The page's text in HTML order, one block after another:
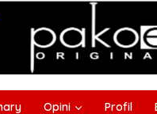
Opini Profil